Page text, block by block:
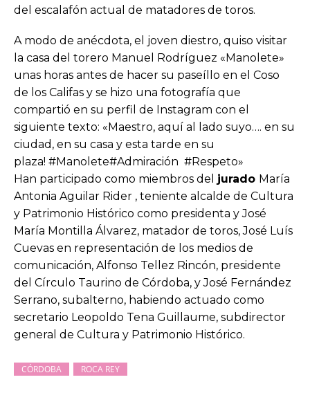
del escalafón actual de matadores de toros.
A modo de anécdota, el joven diestro, quiso visitar
la casa del torero Manuel Rodríguez «Manolete»
unas horas antes de hacer su paseíllo en el Coso
de los Califas y se hizo una fotografía que
compartió en su perfil de Instagram con el
siguiente texto: «Maestro, aquí al lado suyo…. en su
ciudad, en su casa y esta tarde en su
plaza! #Manolete#Admiración #Respeto»
Han participado como miembros del jurado María
Antonia Aguilar Rider , teniente alcalde de Cultura
y Patrimonio Histórico como presidenta y José
María Montilla Álvarez, matador de toros, José Luís
Cuevas en representación de los medios de
comunicación, Alfonso Tellez Rincón, presidente
del Círculo Taurino de Córdoba, y José Fernández
Serrano, subalterno, habiendo actuado como
secretario Leopoldo Tena Guillaume, subdirector
general de Cultura y Patrimonio Histórico.
CÓRDOBA ROCA REY